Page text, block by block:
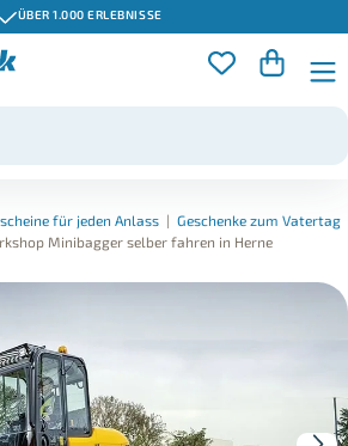
ÜBER 1.000 ERLEBNISSE
für jeden Anlass | Geschenke zum Vatertag
Minibagger selber fahren in Herne